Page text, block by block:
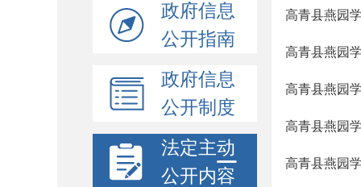
政府信息
公开指南
政府信息
公开制度
法定主动
公开内容
高青县燕园
高青县燕园
高青县燕园
高青县燕园
高青县燕园